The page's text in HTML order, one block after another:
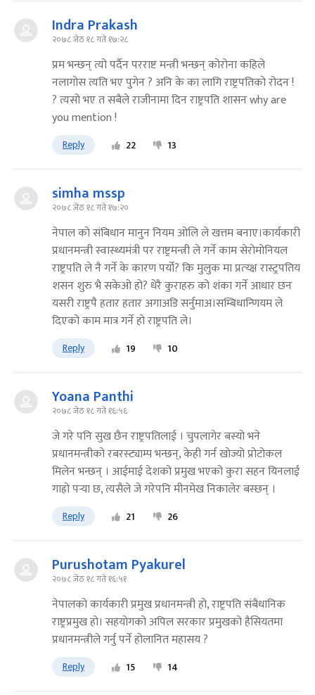
Indra Prakash
२०७८ जेठ १८ गते १७:२८
प्रम भन्छन् त्यो पर्दैन परराष्ट मन्त्री भन्छन् कोरोना कहिले
नलागोस त्यति भए पुगेन ? अनि के का लागि राष्ट्रपतिको रोदन !
? त्यसो भए त सबैले राजीनामा दिन राष्ट्रपति शासन why are
you mention !
Reply 22 13
simha mssp
२०७८ जेठ १८ गते १७:२०
नेपाल को संबिधान मानुन नियम ओलि ले खत्तम बनाए।कार्यकारी
प्रधानमन्त्री स्वास्थ्यमंत्री पर राष्ट्रमन्त्री ले गर्ने काम सेरोमोनियल
राष्ट्रपति ले नै गर्ने के कारण पर्यो? कि मुलुक मा प्रत्य्क्ष रास्ट्रपतिय
शसन शुरु भै सकेओ हो? धेरै कुराहरु को शंका गर्ने आधार छन
यसरी राष्ट्रपै हतार हतार अगाअडि सर्नुमाअ।सम्बिधान्णियम ले
दिएको काम मात्र गर्ने हो राष्ट्रपति ले।
Reply 19 10
Yoana Panthi
२०७८ जेठ १८ गते १६:५६
जे गरे पनि सुख छैन राष्ट्रपतिलाई । चुपलागेर बस्यो भने
प्रधानमन्त्रीको रबरस्ट्याम्प भन्छन्, केही गर्न खोज्यो प्रोटोकल
मिलेन भन्छन् । आईमाई देशको प्रमुख भएको कुरा सहन यिनलाई
गाह्रो पर्‍या छ, त्यसैले जे गरेपनि मीनमेख निकालेर बस्छन् ।
Reply 21 26
Purushotam Pyakurel
२०७८ जेठ १८ गते १६:५१
नेपालको कार्यकारी प्रमुख प्रधानमन्त्री हो, राष्ट्रपति संबैधानिक
राष्ट्रप्रमुख हो। सहयोगको अपिल सरकार प्रमुखको हैसियतमा
प्रधानमन्त्रीले गर्नु पर्ने होलानित महासय ?
Reply 15 14